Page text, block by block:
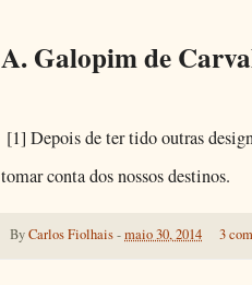
A. Galopim de
[1] Depois de ter tido outras
tomar conta dos nossos destinos.
ByCarlos Fiolhais-maio 30, 2014 3